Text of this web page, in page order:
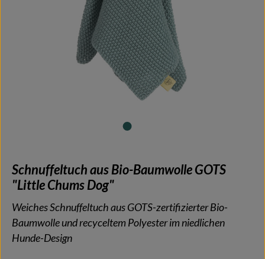
Schnuffeltuch aus Bio-Baumwolle GOTS
"Little Chums Dog"
Weiches Schnuffeltuch aus GOTS-zertifizierter Bio-
Baumwolle und recyceltem Polyester im niedlichen
Hunde-Design